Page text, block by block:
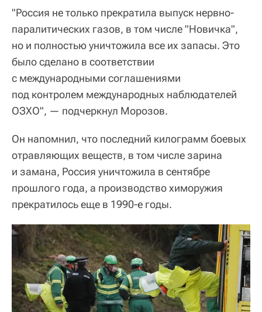
"Россия не только прекратила выпуск нервно-
паралитических газов, в том числе "Новичка",
но и полностью уничтожила все их запасы. Это
было сделано в соответствии
с международными соглашениями
под контролем международных наблюдателей
ОЗХО", — подчеркнул Морозов.
Он напомнил, что последний килограмм боевых
отравляющих веществ, в том числе зарина
и замана, Россия уничтожила в сентябре
прошлого года, а производство химоружия
прекратилось еще в 1990-е годы.